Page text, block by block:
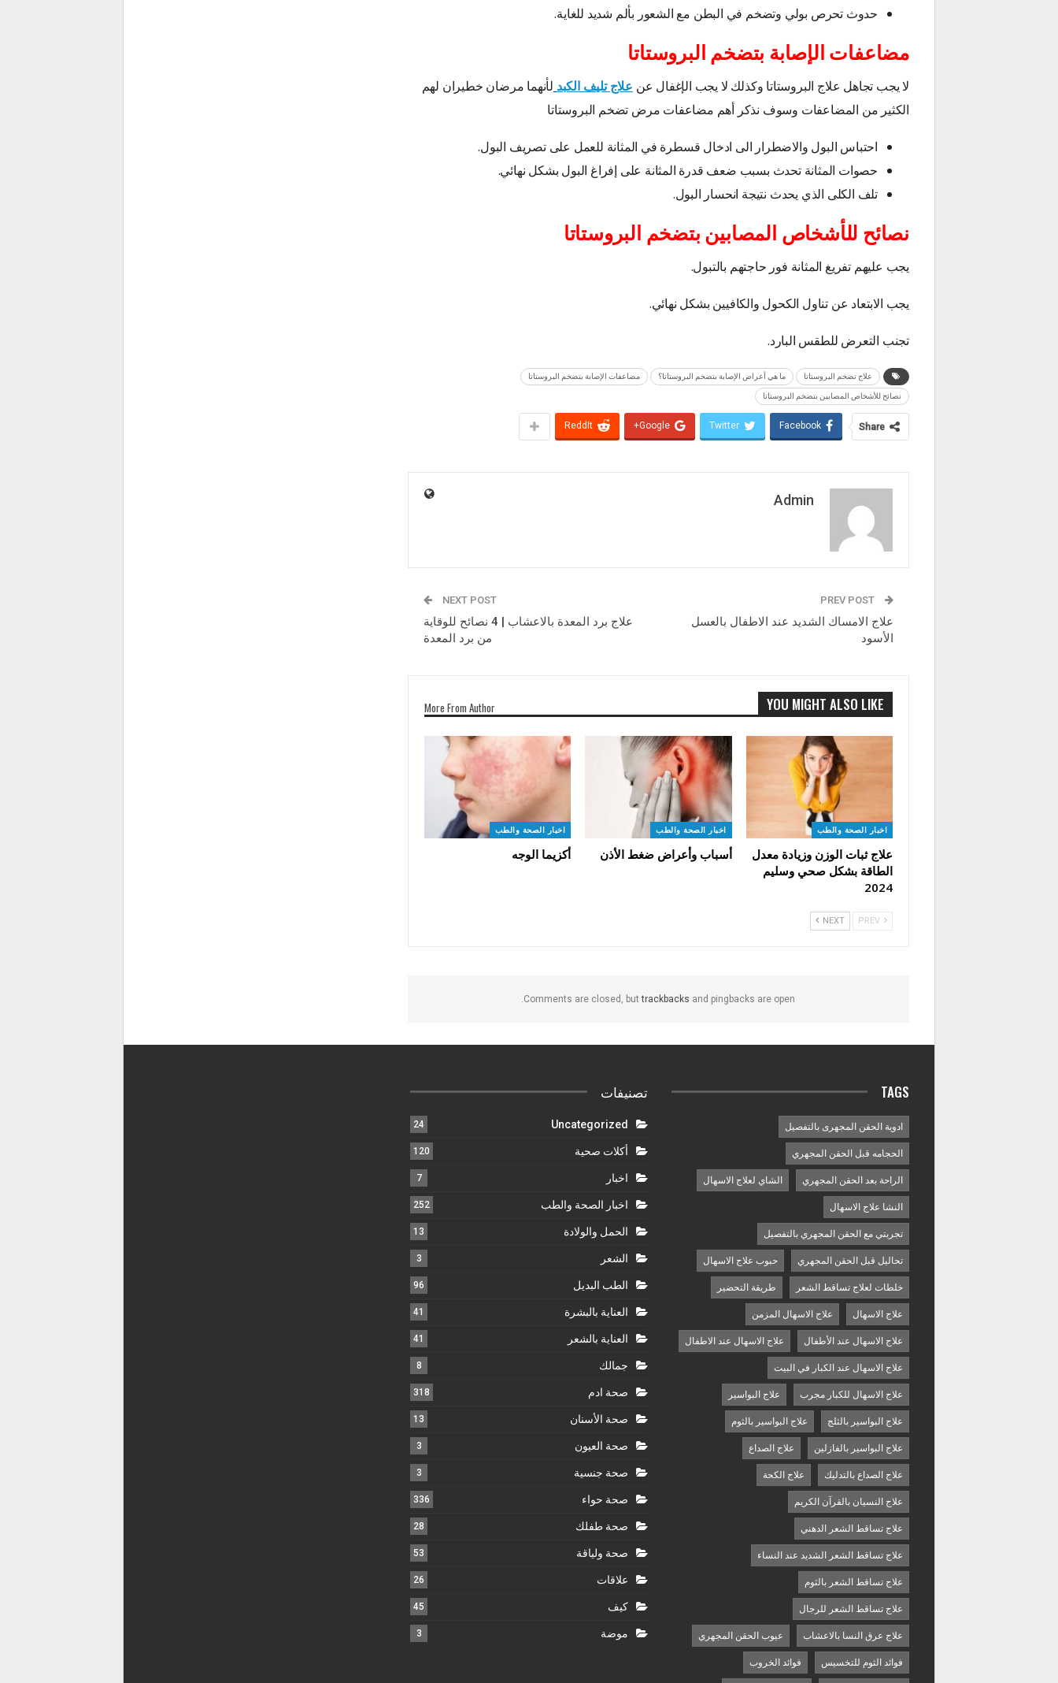
حدوث تحرص بولي وتضخم في البطن مع الشعور بألم شديد للغاية.
مضاعفات الإصابة بتضخم البروستاتا
لا يجب تجاهل علاج البروستاتا وكذلك لا يجب الإغفال عن علاج تليف الكبد لأنهما مرضان خطيران لهم
الكثير من المضاعفات وسوف نذكر أهم مضاعفات مرض تضخم البروستاتا
احتباس البول والاضطرار الى ادخال قسطرة في المثانة للعمل على تصريف البول.
حصوات المثانة تحدث بسبب ضعف قدرة المثانة على إفراغ البول بشكل نهائي.
تلف الكلى الذي يحدث نتيجة انحسار البول.
نصائح للأشخاص المصابين بتضخم البروستاتا
يجب عليهم تفريغ المثانة فور حاجتهم بالتبول.
يجب الابتعاد عن تناول الكحول والكافيين بشكل نهائي.
تجنب التعرض للطقس البارد.
علاج تضخم البروستاتا ما هي أعراض الإصابة بتضخم البروستاتا؟ مضاعفات الإصابة بتضخم البروستاتا
نصائح للأشخاص المصابين بتضخم البروستاتا
Share
Facebook
Twitter
Google+
ReddIt
Admin
علاج الامساك الشديد عند الاطفال بالعسل
الأسود
NEXT POST
علاج برد المعدة بالاعشاب | 4 نصائح للوقاية
من برد المعدة
YOU MIGHT ALSO LIKE
More From Author
اخبار الصحة والطب
علاج ثبات الوزن وزيادة معدل
الطاقة بشكل صحي وسليم
2024
اخبار الصحة والطب
أسباب وأعراض ضغط الأذن
اخبار الصحة والطب
أكزيما الوجه
NEXT
Comments are closed, buttrackbacks and pingbacks are open.
TAGS
ادوية الحقن المجهرى بالتفصيل
الحجامه قبل الحقن المجهري
الراحة بعد الحقن المجهري الشاي لعلاج الاسهال
النشا علاج الاسهال
تجربتي مع الحقن المجهري بالتفصيل
تحاليل قبل الحقن المجهري حبوب علاج الاسهال
خلطات لعلاج تساقط الشعر طريقة التحضير
علاج الاسهال علاج الاسهال المزمن
علاج الاسهال عند الأطفال علاج الاسهال عند الاطفال
علاج الاسهال عند الكبار في البيت
علاج الاسهال للكبار مجرب علاج البواسير
علاج البواسير بالثلج علاج البواسير بالثوم
علاج البواسير بالفازلين علاج الصداع
علاج الصداع بالتدليك علاج الكحة
علاج النسيان بالقرآن الكريم
علاج تساقط الشعر الدهني
علاج تساقط الشعر الشديد عند النساء
علاج تساقط الشعر بالثوم
علاج تساقط الشعر للرجال
علاج عرق النسا بالاعشاب عيوب الحقن المجهري
فوائد الثوم للتخسيس فوائد الخروب
تصنيفات
Uncategorized
24
أكلات صحية 120
اخبار 7
اخبار الصحة والطب 252
الحمل والولادة 13
الشعر 3
الطب البديل 96
العناية بالبشرة 41
العناية بالشعر 41
جمالك 8
صحة ادم 318
صحة الأسنان 13
صحة العيون 3
صحة جنسية 3
صحة حواء 336
صحة طفلك 28
صحة ولياقة 53
علاقات 26
كيف 45
موضة 3